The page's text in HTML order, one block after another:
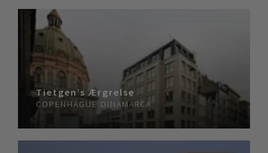
Tietgen’s Ærgrelse
COPENHAGUE DINAMARCA